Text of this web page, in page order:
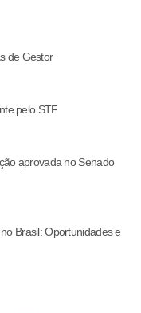
de Gestor
pelo STF
aprovada no Senado
Brasil: Oportunidades e